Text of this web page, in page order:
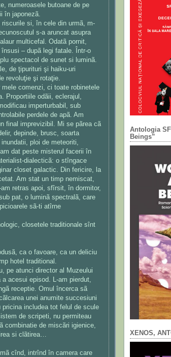
numeroasele butoane de pe
în japonezã.
si, în cele din urmã, m-
s-a aruncat asupra
multicefal. Odatã pornit,
– dupã legi fatale. Într-o
spectacol de sunet si luminã.
de ţipurituri şi haiku-uri
revoluţie şi rotaţie.
comenzi, ci toate robinetele
Proportiile odãii, eclerajul,
imperturbabil, sub
perdele de apã. Am
final imprevizibil. Mi se pãrea cã
depinde, brusc, soarta
ploi de meteoriti,
dat peste misterul facerii în
dialecticã: o stîngace
closet galactic. Din fericire, la
Am stat un timp nemiscat,
retras apoi, sfîrsit, în dormitor,
pat, o luminã spectralã, care
sã-ti atîrne
closetele traditionale sînt
ca o favoare, ca un deliciu
hotel traditional.
pe atunci director al Muzeului
acesui episod. L-am pierdut,
receptie. Omul încerca sã
unei anumite succesiuni
includea tot felul de scule
de scripeti, nu permiteau
combinatie de miscãri igienice,
si clãtirea…
cînd, intrînd în camera care
Antologia
Beings”
XENOS,